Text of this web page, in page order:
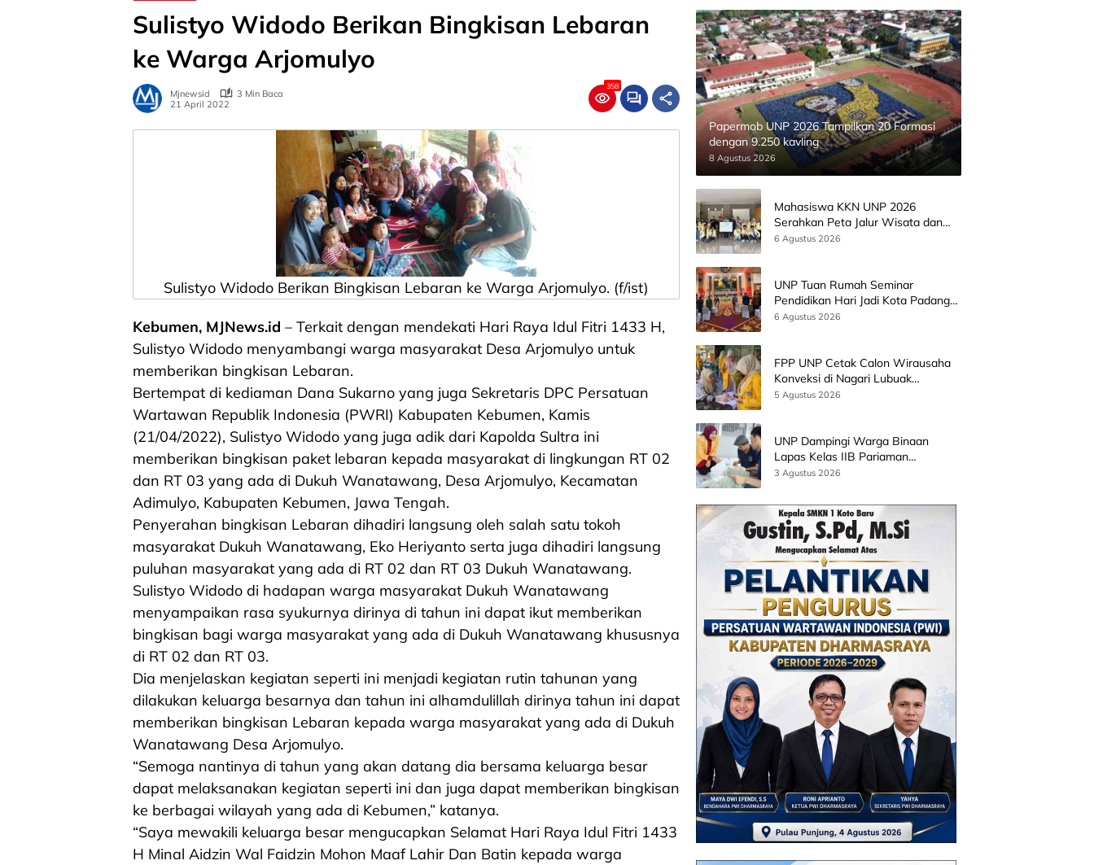
Sulistyo Widodo Berikan Bingkisan Lebaran
ke Warga Arjomulyo
Mjnewsid
3 Min Baca
21 April 2022
358
Sulistyo Widodo Berikan Bingkisan Lebaran ke Warga Arjomulyo. (f/ist)
Kebumen, MJNews.id – Terkait dengan mendekati Hari Raya Idul Fitri 1433 H,
Sulistyo Widodo menyambangi warga masyarakat Desa Arjomulyo untuk
memberikan bingkisan Lebaran.
Bertempat di kediaman Dana Sukarno yang juga Sekretaris DPC Persatuan
Wartawan Republik Indonesia (PWRI) Kabupaten Kebumen, Kamis
(21/04/2022), Sulistyo Widodo yang juga adik dari Kapolda Sultra ini
memberikan bingkisan paket lebaran kepada masyarakat di lingkungan RT 02
dan RT 03 yang ada di Dukuh Wanatawang, Desa Arjomulyo, Kecamatan
Adimulyo, Kabupaten Kebumen, Jawa Tengah.
Penyerahan bingkisan Lebaran dihadiri langsung oleh salah satu tokoh
masyarakat Dukuh Wanatawang, Eko Heriyanto serta juga dihadiri langsung
puluhan masyarakat yang ada di RT 02 dan RT 03 Dukuh Wanatawang.
Sulistyo Widodo di hadapan warga masyarakat Dukuh Wanatawang
menyampaikan rasa syukurnya dirinya di tahun ini dapat ikut memberikan
bingkisan bagi warga masyarakat yang ada di Dukuh Wanatawang khususnya
di RT 02 dan RT 03.
Dia menjelaskan kegiatan seperti ini menjadi kegiatan rutin tahunan yang
dilakukan keluarga besarnya dan tahun ini alhamdulillah dirinya tahun ini dapat
memberikan bingkisan Lebaran kepada warga masyarakat yang ada di Dukuh
Wanatawang Desa Arjomulyo.
“Semoga nantinya di tahun yang akan datang dia bersama keluarga besar
dapat melaksanakan kegiatan seperti ini dan juga dapat memberikan bingkisan
ke berbagai wilayah yang ada di Kebumen,” katanya.
“Saya mewakili keluarga besar mengucapkan Selamat Hari Raya Idul Fitri 1433
H Minal Aidzin Wal Faidzin Mohon Maaf Lahir Dan Batin kepada warga
Papermob UNP 2026 Tampilkan 20 Formasi
dengan 9.250 kavling
8 Agustus 2026
Mahasiswa KKN UNP 2026
Serahkan Peta Jalur Wisata dan
Peta Administrasi Nagari
6 Agustus 2026
UNP Tuan Rumah Seminar
Pendidikan Hari Jadi Kota Padang
Bersama Wamen Diktisainstek dan
6 Agustus 2026
FPP UNP Cetak Calon Wirausaha
Konveksi di Nagari Lubuak
Batingkok Limapuluh Kota
5 Agustus 2026
UNP Dampingi Warga Binaan
Lapas Kelas IIB Pariaman
Kembangkan Produk Kreatif
3 Agustus 2026